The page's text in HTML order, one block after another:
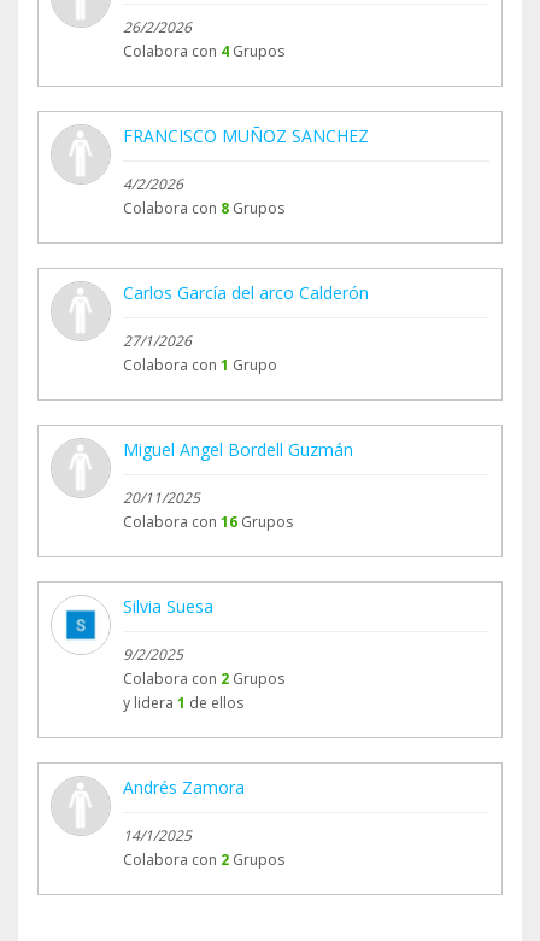
26/2/2026
Colabora con 4 Grupos
FRANCISCO MUÑOZ SANCHEZ
4/2/2026
Colabora con 8 Grupos
Carlos García del arco Calderón
27/1/2026
Colabora con 1 Grupo
Miguel Angel Bordell Guzmán
20/11/2025
Colabora con 16 Grupos
Silvia Suesa
9/2/2025
Colabora con 2 Grupos
y lidera 1 de ellos
Andrés Zamora
14/1/2025
Colabora con 2 Grupos